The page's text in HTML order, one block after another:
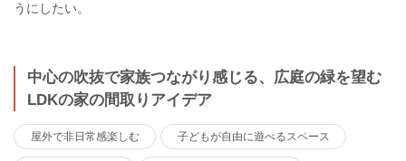
うにしたい。
中心の吹抜で家族つながり感じる、広庭の緑を望む
LDKの家の間取りアイデア
屋外で非日常感楽しむ 子どもが自由に遊べるスペース